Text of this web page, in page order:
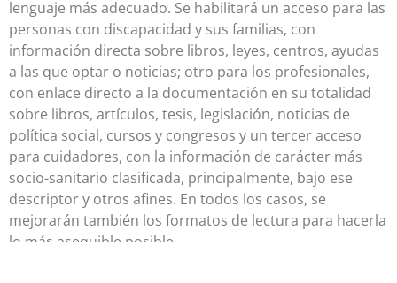
lenguaje más adecuado. Se habilitará un acceso para las
personas con discapacidad y sus familias, con
información directa sobre libros, leyes, centros, ayudas
a las que optar o noticias; otro para los profesionales,
con enlace directo a la documentación en su totalidad
sobre libros, artículos, tesis, legislación, noticias de
política social, cursos y congresos y un tercer acceso
para cuidadores, con la información de carácter más
socio-sanitario clasificada, principalmente, bajo ese
descriptor y otros afines. En todos los casos, se
mejorarán también los formatos de lectura para hacerla
lo más asequible posible.